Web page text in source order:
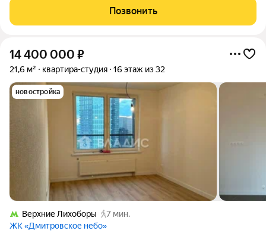
Москва, Дмитровское шоссе. Действует: Льготная ипотека.
Выгодная безпроцентная
Позвонить
14 400 000 ₽
21,6 м² квартира-студия 16 этаж из 32
новостройка
Верхние Лихоборы
7 мин.
ЖК «Дмитровское небо»